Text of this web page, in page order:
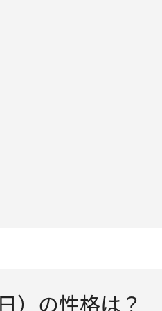
）の性格は？